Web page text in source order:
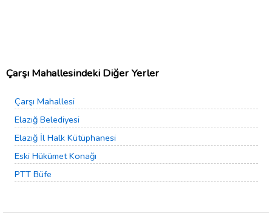
Çarşı Mahallesindeki Diğer Yerler
Çarşı Mahallesi
Elazığ Belediyesi
Elazığ İl Halk Kütüphanesi
Eski Hükümet Konağı
PTT Büfe